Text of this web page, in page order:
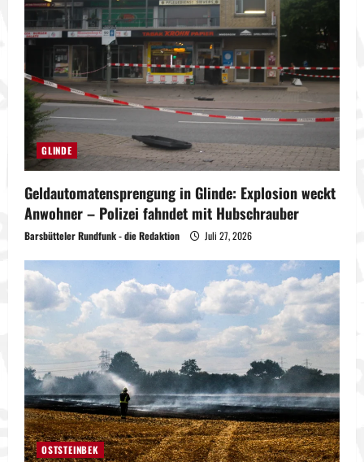
GLINDE
Geldautomatensprengung in Glinde: Explosion weckt
Anwohner – Polizei fahndet mit Hubschrauber
Barsbütteler Rundfunk - die Redaktion Juli 27, 2026
OSTSTEINBEK